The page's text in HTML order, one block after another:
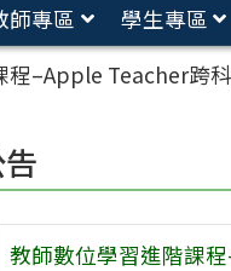
師專區 學生專區
程–Apple Teacher跨
教師數位學習進階課